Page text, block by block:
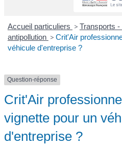
Accueil particuliers > Transports -
antipollution > Crit'Air
véhicule d'entreprise ?
Question-réponse
Crit'Air
vignette pour un
d'entreprise ?